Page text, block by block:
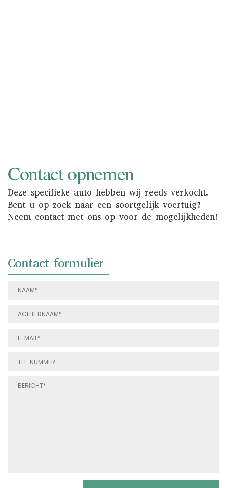
Contact opnemen
Deze specifieke auto hebben wij reeds verkocht.
Bent u op zoek naar een soortgelijk voertuig?
Neem contact met ons op voor de mogelijkheden!
Contact formulier